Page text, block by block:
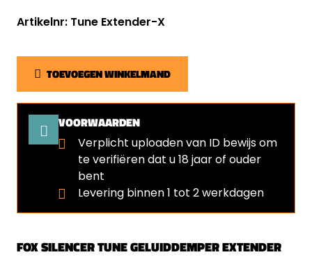
FOX SILENCER TUNE GELUIDDEMPER EXTENDER
Artikelnr: Tune Extender-X
TOEVOEGEN WINKELMAND
VOORWAARDEN
Verplicht uploaden van ID bewijs om
te verifiëren dat u 18 jaar of ouder
bent
⁠Levering binnen 1 tot 2 werkdagen